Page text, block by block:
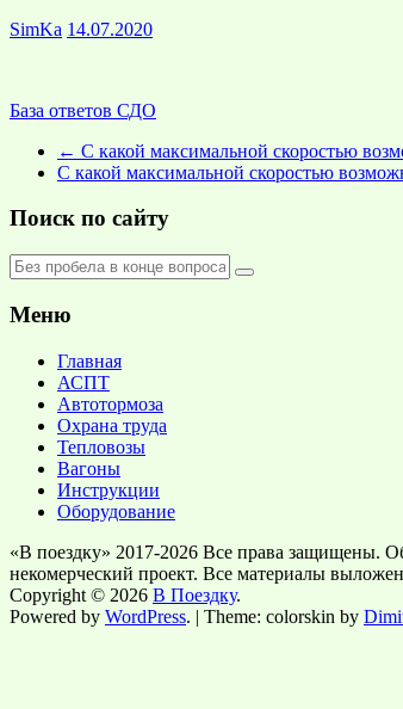
SimKa 14.07.2020
База ответов СДО
← С какой максимальной скоростью
С какой максимальной скоростью
Поиск по сайту
Меню
Главная
АСПТ
Автотормоза
Охрана труда
Тепловозы
Вагоны
Инструкции
Оборудование
«В поездку» 2017-2026 Все права защищены.
некомерческий проект. Все материалы
Copyright © 2026 В Поездку.
Powered by WordPress. | Theme: colorskin by